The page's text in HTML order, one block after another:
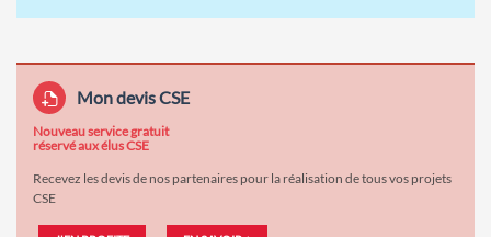
Mon devis CSE
Nouveau service gratuit
réservé aux élus CSE
Recevez les devis de nos partenaires pour la réalisation de tous vos projets
CSE